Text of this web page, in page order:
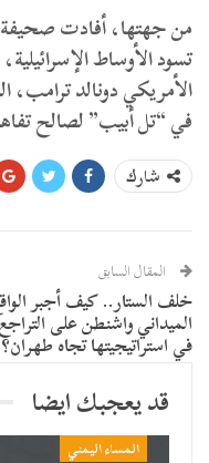
من جهتها، أفادت
تسود الأوساط
الأمريكي دونالد ترامب،
في “تل أبيب” لصالح
شارك
المقال السابق
​خلف الستار.. كيف أجبر
الميداني واشنطن على التراجع
في استراتيجيتها تجاه طهران؟
قد يعجبك ايضا
المساء اليمني